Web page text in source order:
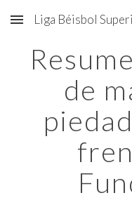
Skip to main content
Liga Béisbol
de